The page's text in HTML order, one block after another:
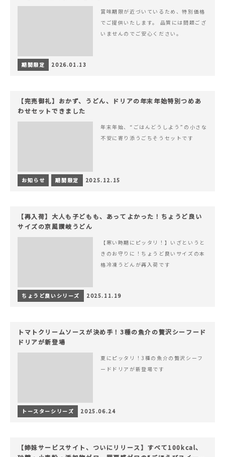
賞味期限が近づいているため、特別価格
でご提供いたします。 品質には問題ござ
いませんのでご安心ください。
期間限定 2026.01.13
【完売御礼】おかず、うどん、ドリアの年末年始特別つめあ
わせセットできました
年末年始、“ごはんどうしよう”の小さな
不安に寄り添うごちそうセットです
お知らせ 期間限定 2025.12.15
【再入荷】大人も子どもも、あってよかった！ちょうど良い
サイズの京風讃岐うどん
【寒い時期にピッタリ！】いざというと
きのお守りに！ちょうど良いサイズの本
格冷凍うどんが再入荷です
ちょうど良いシリーズ 2025.11.19
トマトクリームソースが決め手！3種の魚介の贅沢シーフード
ドリアが新登場
夏にピッタリ！3種の魚介の贅沢シーフ
ードドリアが新登場です
トースターシリーズ 2025.06.24
【姉妹サービスサイト、ついにリリース】すべて100kcal、